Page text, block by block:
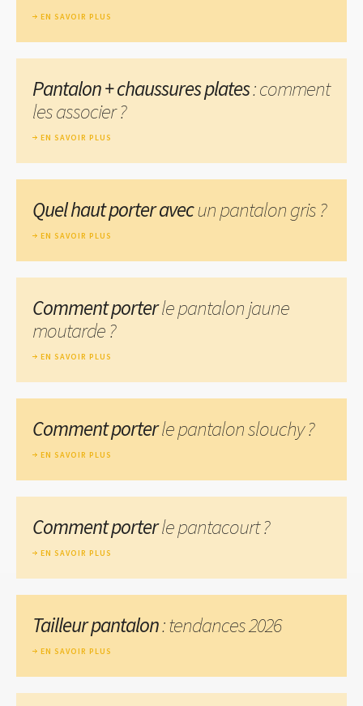
EN SAVOIR PLUS
Pantalon + chaussures plates: comment
les associer ?
EN SAVOIR PLUS
Quel haut porter avecun pantalon gris ?
EN SAVOIR PLUS
Comment porterle pantalon jaune
moutarde ?
EN SAVOIR PLUS
Comment porterle pantalon slouchy ?
EN SAVOIR PLUS
Comment porterle pantacourt ?
EN SAVOIR PLUS
Tailleur pantalon: tendances 2026
EN SAVOIR PLUS